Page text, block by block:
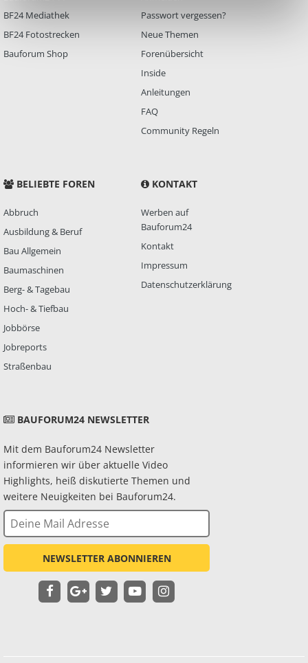
BF24 Mediathek
BF24 Fotostrecken
Bauforum Shop
Passwort vergessen?
Neue Themen
Forenübersicht
Inside
Anleitungen
FAQ
Community Regeln
BELIEBTE FOREN
Abbruch
Ausbildung & Beruf
Bau Allgemein
Baumaschinen
Berg- & Tagebau
Hoch- & Tiefbau
Jobbörse
Jobreports
Straßenbau
KONTAKT
Werben auf
Bauforum24
Kontakt
Impressum
Datenschutzerklärung
BAUFORUM24 NEWSLETTER
Mit dem Bauforum24 Newsletter
informieren wir über aktuelle Video
Highlights, heiß diskutierte Themen und
weitere Neuigkeiten bei Bauforum24.
NEWSLETTER ABONNIEREN